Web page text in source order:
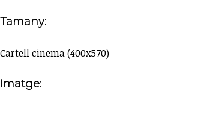
Tamany:
Cartell cinema (400x570)
Imatge: